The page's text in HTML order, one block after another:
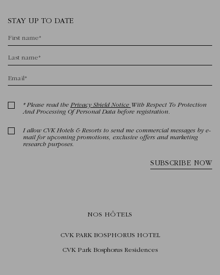
NOS HÔTELS
CVK PARK BOSPHORUS HOTEL
CVK Park Bosphorus Residences